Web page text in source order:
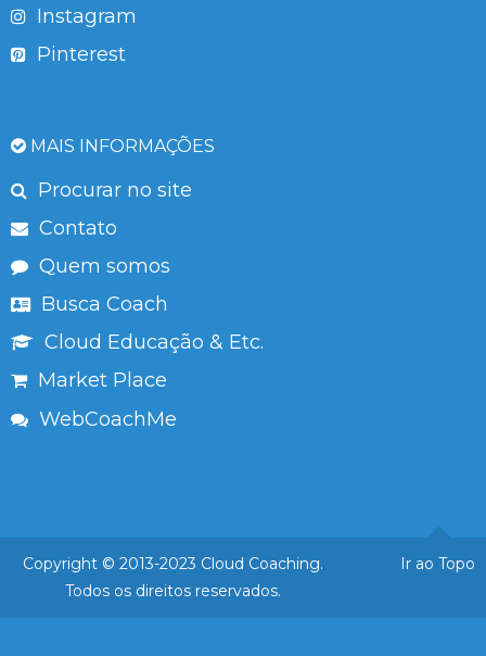
Instagram
Pinterest
MAIS INFORMAÇÕES
Procurar no site
Contato
Quem somos
Busca Coach
Cloud Educação & Etc.
Market Place
WebCoachMe
Ir ao Topo
Copyright © 2013-2023 Cloud Coaching.
Todos os direitos reservados.